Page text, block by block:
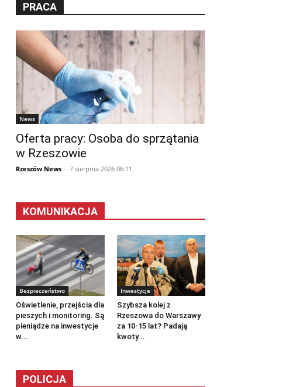
PRACA
News
Oferta pracy: Osoba do sprzątania
w Rzeszowie
Rzeszów News - 7 sierpnia 2026 06:11
KOMUNIKACJA
Bezpieczeństwo
Oświetlenie, przejścia dla
pieszych i monitoring. Są
pieniądze na inwestycje
w...
Inwestycje
Szybsza kolej z
Rzeszowa do Warszawy
za 10-15 lat? Padają
kwoty...
POLICJA